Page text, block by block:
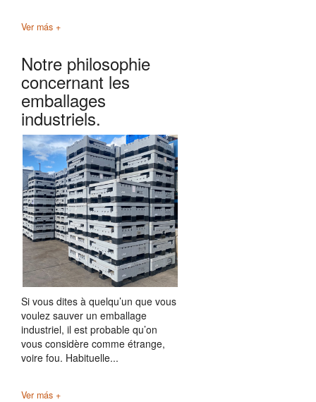
Ver más +
Notre philosophie
concernant les
emballages
industriels.
Si vous dites à quelqu’un que vous
voulez sauver un emballage
industriel, il est probable qu’on
vous considère comme étrange,
voire fou. Habituelle...
Ver más +